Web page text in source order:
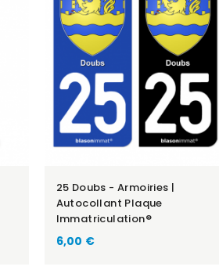
25 Doubs - Armoiries |
Autocollant Plaque
Immatriculation®
6,00 €